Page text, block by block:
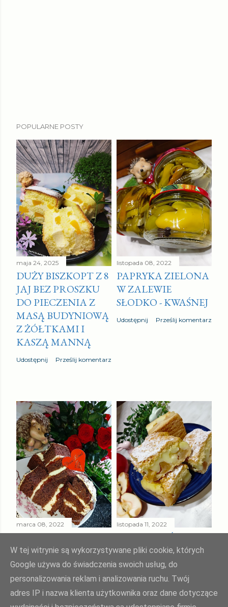
POPULARNE POSTY
maja 24, 2025
DUŻY BISZKOPT Z 8
JAJ BEZ PROSZKU
DO PIECZENIA Z
MASĄ BUDYNIOWĄ
Z ŻÓŁTKAMI I
KASZĄ MANNĄ
Udostępnij Prześlij komentarz
listopada 08, 2022
PAPRYKA ZIELONA
W ZALEWIE
SŁODKO - KWAŚNEJ
Udostępnij Prześlij komentarz
marca 08, 2022
MURZYNEK Z
KREMEM Z KASZY
MANNY
Udostępnij 2 komentarze
listopada 11, 2022
CIASTO " UŚMIECH
TEŚCIOWEJ "
Udostępnij 4 komentarze
W tej witrynie są wykorzystywane pliki cookie, których
Google używa do świadczenia swoich usług, do
personalizowania reklam i analizowania ruchu. Twój
adres IP i nazwa klienta użytkownika oraz dane dotyczące